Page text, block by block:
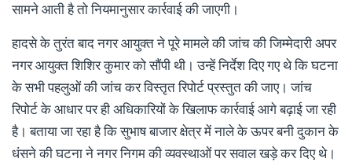
सामने आती है तो नियमानुसार कार्रवाई की जाएगी।
हादसे के तुरंत बाद नगर आयुक्त ने पूरे मामले की जांच की जिम्मेदारी अपर
नगर आयुक्त शिशिर कुमार को सौंपी थी। उन्हें निर्देश दिए गए थे कि घटना
के सभी पहलुओं की जांच कर विस्तृत रिपोर्ट प्रस्तुत की जाए। जांच
रिपोर्ट के आधार पर ही अधिकारियों के खिलाफ कार्रवाई आगे बढ़ाई जा रही
है। बताया जा रहा है कि सुभाष बाजार क्षेत्र में नाले के ऊपर बनी दुकान के
धंसने की घटना ने नगर निगम की व्यवस्थाओं पर सवाल खड़े कर दिए थे।